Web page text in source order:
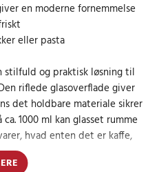
en moderne fornemmelse
eller pasta
stilfuld og praktisk løsning til
riflede glasoverflade giver
det holdbare materiale sikrer
1000 ml kan glasset rumme
hvad enten det er kaffe,